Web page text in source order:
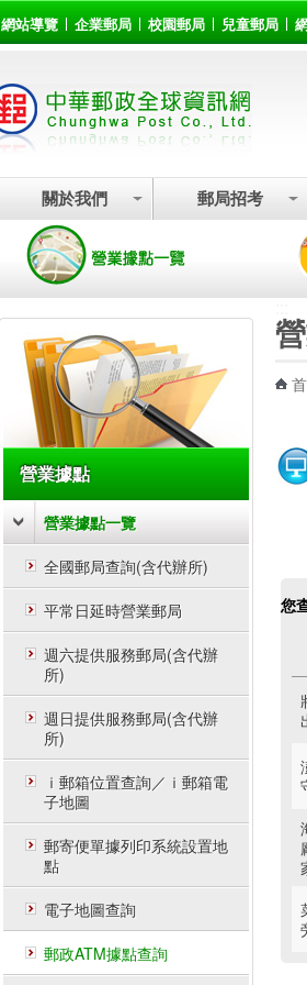
網站導覽 企業郵局 校園郵局 兒童郵局
關於我們 郵局招考
營業據點
營業據點一覽
全國郵局查詢(含代辦所)
平常日延時營業郵局
週六提供服務郵局(含代辦
所)
週日提供服務郵局(含代辦
所)
ｉ郵箱位置查詢／ｉ郵箱電
子地圖
郵寄便單據列印系統設置地
點
電子地圖查詢
郵政ATM據點查詢
您